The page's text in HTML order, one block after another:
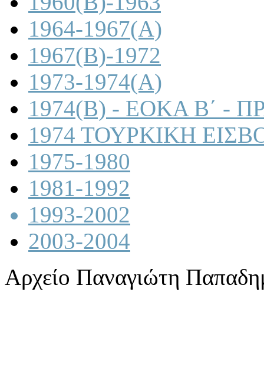
1964-1967(A)
1967(B)-1972
1973-1974(A)
1974(B) - ΕΟΚΑ Β΄ -
1974 ΤΟΥΡΚΙΚΗ
1975-1980
1981-1992
1993-2002
2003-2004
Αρχείο Παναγιώτη